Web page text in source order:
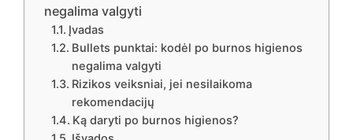
negalima valgyti
Įvadas
Bullets punktai: kodėl po burnos higienos
negalima valgyti
Rizikos veiksniai, jei nesilaikoma
rekomendacijų
Ką daryti po burnos higienos?